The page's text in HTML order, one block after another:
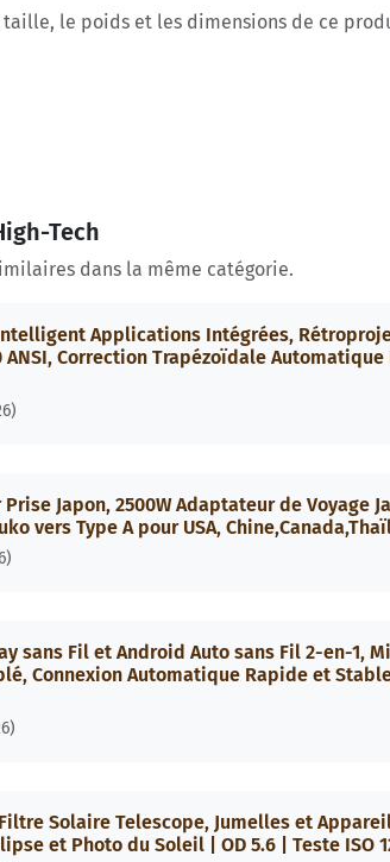
le poids et les dimensions de ce
Tech
dans la même catégorie.
Applications Intégrées,
ANSI, Correction Trapézoïdale
Japon, 2500W Adaptateur de Voyage
vers Type A pour USA,
sans Fil et Android Auto sans Fil 2-en-1,
Connexion Automatique Rapide et
Solaire Telescope, Jumelles et
et Photo du Soleil | OD 5.6 | Teste ISO